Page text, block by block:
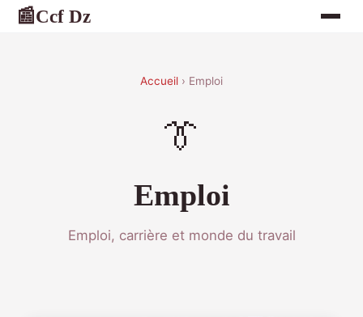
📰Ccf Dz
Accueil › Emploi
👔
Emploi
Emploi, carrière et monde du travail